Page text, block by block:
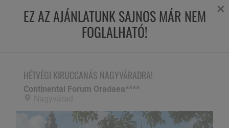
HÉTVÉGI KIRUCCANÁS NAGYVÁRADRA!
EZ AZ AJÁNLATUNK SAJNOS MÁR NEM
FOGLALHATÓ!
×
HÉTVÉGI KIRUCCANÁS NAGYVÁRADRA!
Continental Forum Oradaea****